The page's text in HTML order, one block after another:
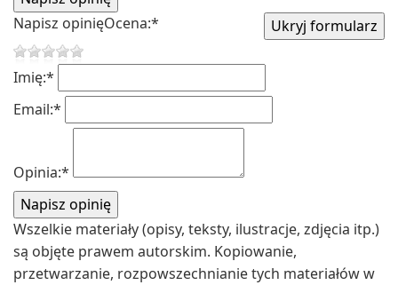
Napisz opinięOcena:*
Imię:*
Email:*
Opinia:*
Wszelkie materiały (opisy, teksty, ilustracje, zdjęcia itp.)
są objęte prawem autorskim. Kopiowanie,
przetwarzanie, rozpowszechnianie tych materiałów w